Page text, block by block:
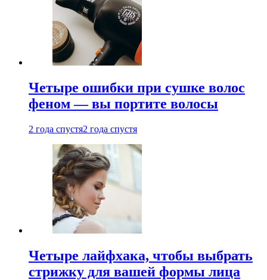
Четыре ошибки при сушке волос
феном — вы портите волосы
2 года спустя2 года спустя
Четыре лайфхака, чтобы выбрать
стрижку для вашей формы лица